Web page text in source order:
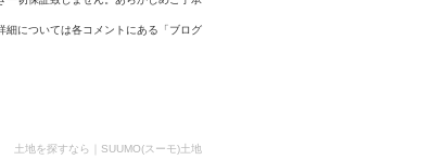
については各コメントにある「ブログ
土地を探すなら｜SUUMO(スーモ)土地